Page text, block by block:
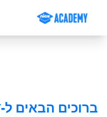
ברוכים הבאים ל-NICK ACADEMY!